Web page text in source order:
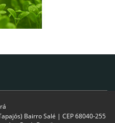
Bairro Salé | CEP 68040-255